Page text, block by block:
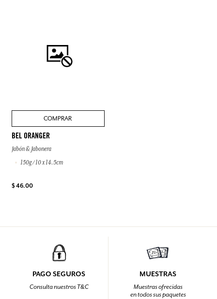
COMPRAR
BEL ORANGER
Jabón & Jabonera
150g / 10 x 14.5cm
$ 46.00
PAGO SEGUROS
Consulta nuestros T&C
MUESTRAS
Muestras ofrecidas
en todos sus paquetes